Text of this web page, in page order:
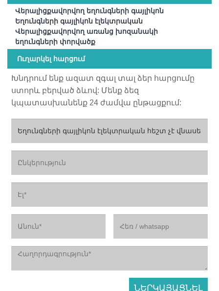
Վերալիցքավորվող եղունգների գայլիկոն
Եղունգների գայլիկոն էլեկտրական
Վերալիցքավորվող առանց խոզանակի
եղունգների փորվածք
Ուղարկել հարցում
Խնդրում ենք ազատ զգալ տալ ձեր հարցումը
ստորև բերված ձևով: Մենք ձեզ
կպատասխանենք 24 ժամվա ընթացքում: